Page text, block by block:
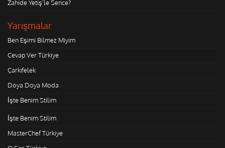
Zahide Yetiş'le Sence?
Yarışmalar
Ben Eşimi Bilmez Miyim
Cevap Ver Türkiye
Çarkıfelek
Doya Doya Moda
İşte Benim Stilim
İşte Benim Stilim
MasterChef Türkiye